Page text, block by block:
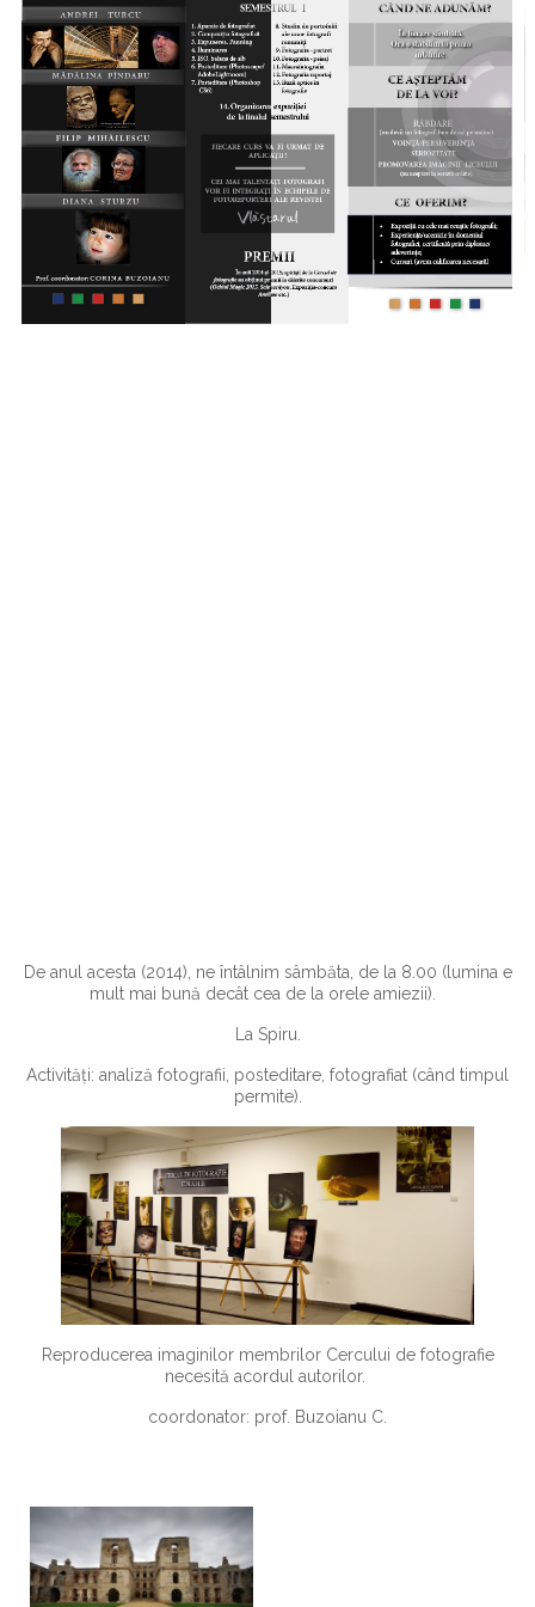
De anul acesta (2014), ne întâlnim sâmbăta, de la 8.00 (lumina e
mult mai bună decât cea de la orele amiezii).
La Spiru.
Activități: analiză fotografii, posteditare, fotografiat (când timpul
permite).
Reproducerea imaginilor membrilor Cercului de fotografie
necesită acordul autorilor.
coordonator: prof. Buzoianu C.